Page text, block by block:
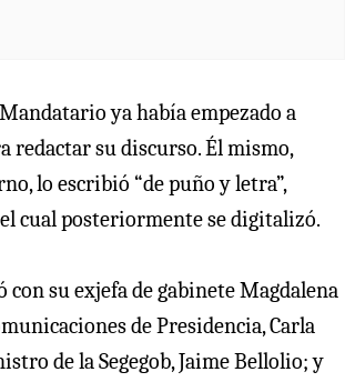
ya había empezado a
redactar su discurso. Él mismo,
lo escribió “de puño y letra”,
cual posteriormente se digitalizó.
su exjefa de gabinete Magdalena
de Presidencia, Carla
de la Segegob, Jaime Bellolio; y